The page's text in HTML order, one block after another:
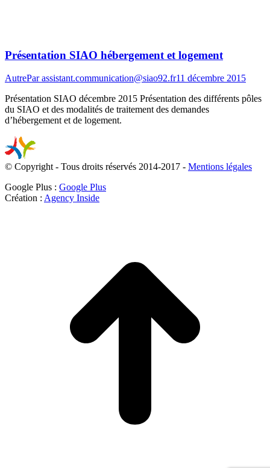
Présentation SIAO hébergement et logement
AutreParassistant.communication@siao92.fr11 décembre 2015
Présentation SIAO décembre 2015 Présentation des différents pôles
du SIAO et des modalités de traitement des demandes
d’hébergement et de logement.
© Copyright - Tous droits réservés 2014-2017 - Mentions légales
Google Plus : Google Plus
Création : Agency Inside